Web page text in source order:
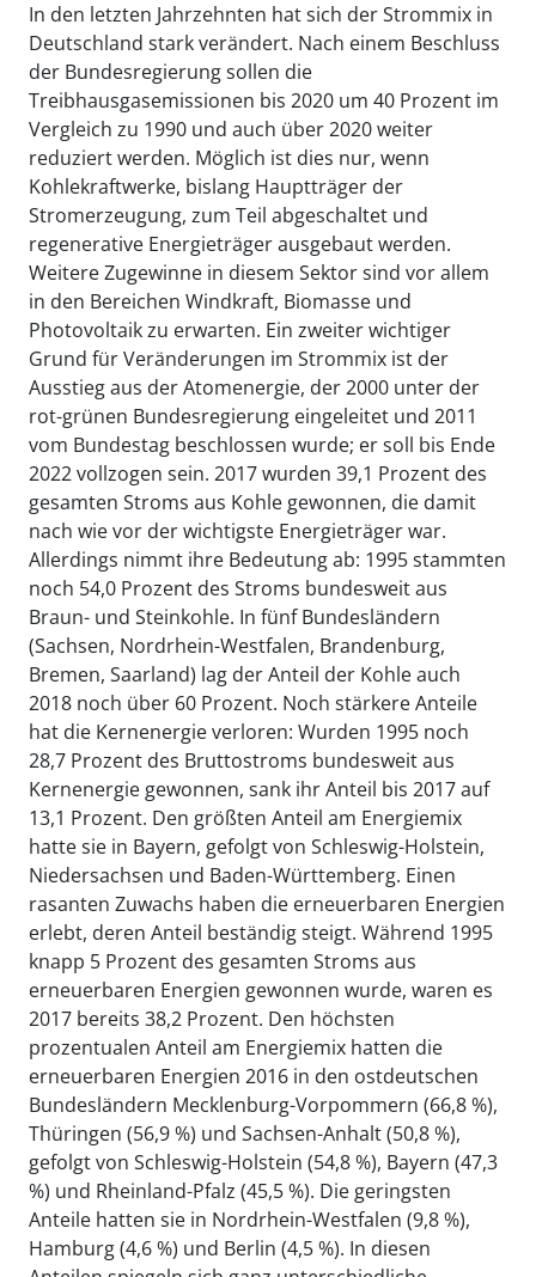
In den letzten Jahrzehnten hat sich der Strommix in
Deutschland stark verändert. Nach einem Beschluss
der Bundesregierung sollen die
Treibhausgasemissionen bis 2020 um 40 Prozent im
Vergleich zu 1990 und auch über 2020 weiter
reduziert werden. Möglich ist dies nur, wenn
Kohlekraftwerke, bislang Hauptträger der
Stromerzeugung, zum Teil abgeschaltet und
regenerative Energieträger ausgebaut werden.
Weitere Zugewinne in diesem Sektor sind vor allem
in den Bereichen Windkraft, Biomasse und
Photovoltaik zu erwarten. Ein zweiter wichtiger
Grund für Veränderungen im Strommix ist der
Ausstieg aus der Atomenergie, der 2000 unter der
rot-grünen Bundesregierung eingeleitet und 2011
vom Bundestag beschlossen wurde; er soll bis Ende
2022 vollzogen sein. 2017 wurden 39,1 Prozent des
gesamten Stroms aus Kohle gewonnen, die damit
nach wie vor der wichtigste Energieträger war.
Allerdings nimmt ihre Bedeutung ab: 1995 stammten
noch 54,0 Prozent des Stroms bundesweit aus
Braun- und Steinkohle. In fünf Bundesländern
(Sachsen, Nordrhein-Westfalen, Brandenburg,
Bremen, Saarland) lag der Anteil der Kohle auch
2018 noch über 60 Prozent. Noch stärkere Anteile
hat die Kernenergie verloren: Wurden 1995 noch
28,7 Prozent des Bruttostroms bundesweit aus
Kernenergie gewonnen, sank ihr Anteil bis 2017 auf
13,1 Prozent. Den größten Anteil am Energiemix
hatte sie in Bayern, gefolgt von Schleswig-Holstein,
Niedersachsen und Baden-Württemberg. Einen
rasanten Zuwachs haben die erneuerbaren Energien
erlebt, deren Anteil beständig steigt. Während 1995
knapp 5 Prozent des gesamten Stroms aus
erneuerbaren Energien gewonnen wurde, waren es
2017 bereits 38,2 Prozent. Den höchsten
prozentualen Anteil am Energiemix hatten die
erneuerbaren Energien 2016 in den ostdeutschen
Bundesländern Mecklenburg-Vorpommern (66,8 %),
Thüringen (56,9 %) und Sachsen-Anhalt (50,8 %),
gefolgt von Schleswig-Holstein (54,8 %), Bayern (47,3
%) und Rheinland-Pfalz (45,5 %). Die geringsten
Anteile hatten sie in Nordrhein-Westfalen (9,8 %),
Hamburg (4,6 %) und Berlin (4,5 %). In diesen